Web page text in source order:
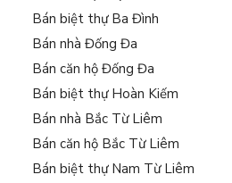
Bán biệt thự Ba Đình
Bán nhà Đống Đa
Bán căn hộ Đống Đa
Bán biệt thự Hoàn Kiếm
Bán nhà Bắc Từ Liêm
Bán căn hộ Bắc Từ Liêm
Bán biệt thự Nam Từ Liêm